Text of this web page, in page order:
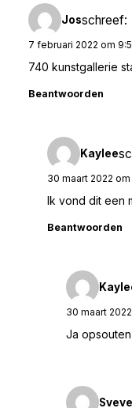
Josschreef:
7 februari 2022 om
740 kunstgallerie
Beantwoorden
Kaylee
30 maart 2022 om
Ik vond dit een
Beantwoorden
30 maart
Ja opsouten